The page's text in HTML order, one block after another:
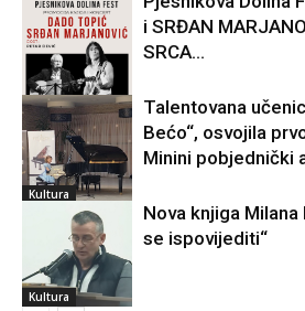
Kultura
i SRĐAN
SRCA...
Kultura
Talentovana
Bećo“, osvojila
Minini pobjednički
Kultura
Nova knjiga Milana
se ispovijediti“